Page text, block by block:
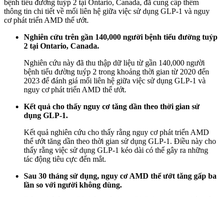
bệnh tiểu đường tuýp 2 tại Ontario, Canada, đã cung cấp thêm
thông tin chi tiết về mối liên hệ giữa việc sử dụng GLP-1 và nguy
cơ phát triển AMD thể ướt.
Nghiên cứu trên gần 140,000 người bệnh tiểu đường tuýp
2 tại Ontario, Canada.
Nghiên cứu này đã thu thập dữ liệu từ gần 140,000 người
bệnh tiểu đường tuýp 2 trong khoảng thời gian từ 2020 đến
2023 để đánh giá mối liên hệ giữa việc sử dụng GLP-1 và
nguy cơ phát triển AMD thể ướt.
Kết quả cho thấy nguy cơ tăng dần theo thời gian sử
dụng GLP-1.
Kết quả nghiên cứu cho thấy rằng nguy cơ phát triển AMD
thể ướt tăng dần theo thời gian sử dụng GLP-1. Điều này cho
thấy rằng việc sử dụng GLP-1 kéo dài có thể gây ra những
tác động tiêu cực đến mắt.
Sau 30 tháng sử dụng, nguy cơ AMD thể ướt tăng gấp ba
lần so với người không dùng.